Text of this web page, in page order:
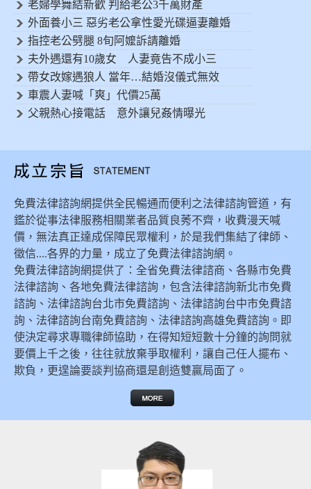
老婦學舞結新歡 判給老公3千萬財產
外面養小三 惡劣老公拿性愛光碟逼妻離婚
指控老公劈腿 8旬阿嬤訴請離婚
夫外遇還有10歲女 人妻竟告不成小三
帶女改嫁遇狼人 當年…結婚沒儀式無效
車震人妻喊「爽」代價25萬
父親熱心接電話 意外讓兒姦情曝光
免費法律諮詢網提供全民暢通而便利之法律諮詢管道，有
鑑於從事法律服務相關業者品質良莠不齊，收費漫天喊
價，無法真正達成保障民眾權利，於是我們集結了律師、
徵信....各界的力量，成立了免費法律諮詢網。
免費法律諮詢網提供了：全省免費法律諮商、各縣市免費
法律諮詢、各地免費法律諮詢，包含法律諮詢新北市免費
諮詢、法律諮詢台北市免費諮詢、法律諮詢台中市免費諮
詢、法律諮詢台南免費諮詢、法律諮詢高雄免費諮詢。即
使決定尋求專職律師協助，在得知短短數十分鐘的詢問就
要價上千之後，往往就放棄爭取權利，讓自己任人擺布、
欺負，更遑論要談判協商還是創造雙贏局面了。